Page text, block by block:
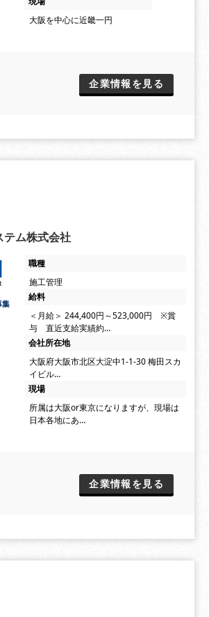
大阪を中心に近畿一円
企業情報を見る
テム株式会社
職種
施工管理
給料
＜月給＞ 244,400円～523,000円 ※賞
与 直近支給実績約…
会社所在地
大阪府大阪市北区大淀中1-1-30 梅田スカ
イビル…
現場
所属は大阪or東京になりますが、現場は
日本各地にあ…
企業情報を見る